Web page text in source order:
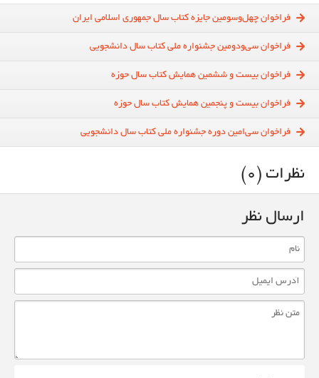
فراخوان چهل‌وسومین جایزه کتاب سال جمهوری اسلامی ایران
فراخوان سی‌ودومین جشنواره ملی کتاب سال دانشجویی
فراخوان بیست و ششمین همایش کتاب سال حوزه
فراخوان بیست و پنجمین همایش کتاب سال حوزه
فراخوان سی‌‌امین دوره جشنواره ملی کتاب سال دانشجویی
نظرات (0)
ارسال نظر